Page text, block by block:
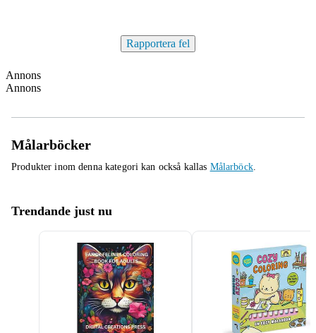
Rapportera fel
Annons
Annons
Målarböcker
Produkter inom denna kategori kan också kallas Målarböck.
Trendande just nu